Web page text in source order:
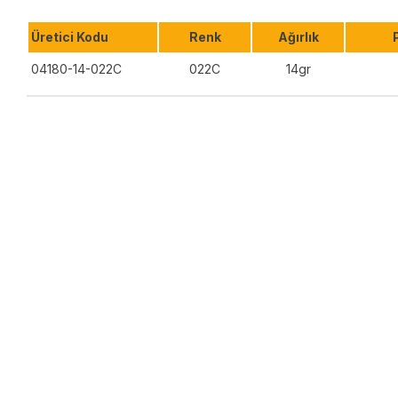
Üretici Kodu Renk Ağırlık
04180-14-022C 022C 14gr